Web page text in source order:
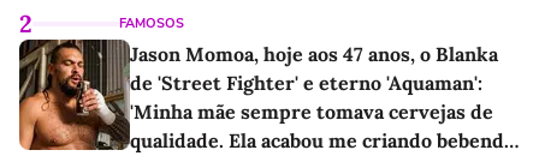
2 FAMOSOS
Jason Momoa, hoje aos 47 anos, o Blanka
de 'Street Fighter' e eterno 'Aquaman':
'Minha mãe sempre tomava cervejas de
qualidade. Ela acabou me criando bebendo